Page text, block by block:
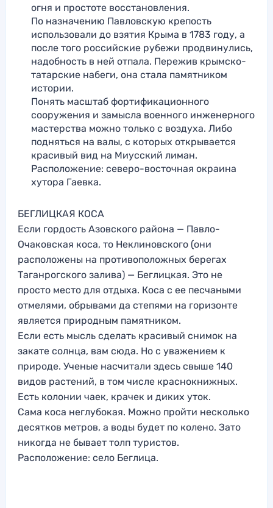
огня и простоте восстановления.
По назначению Павловскую крепость
использовали до взятия Крыма в 1783 году, а
после того российские рубежи продвинулись,
надобность в ней отпала. Пережив крымско-
татарские набеги, она стала памятником
истории.
Понять масштаб фортификационного
сооружения и замысла военного инженерного
мастерства можно только с воздуха. Либо
подняться на валы, с которых открывается
красивый вид на Миусский лиман.
Расположение: северо-восточная окраина
хутора Гаевка.
БЕГЛИЦКАЯ КОСА
Если гордость Азовского района — Павло-
Очаковская коса, то Неклиновского (они
расположены на противоположных берегах
Таганрогского залива) — Беглицкая. Это не
просто место для отдыха. Коса с ее песчаными
отмелями, обрывами да степями на горизонте
является природным памятником.
Если есть мысль сделать красивый снимок на
закате солнца, вам сюда. Но с уважением к
природе. Ученые насчитали здесь свыше 140
видов растений, в том числе краснокнижных.
Есть колонии чаек, крачек и диких уток.
Сама коса неглубокая. Можно пройти несколько
десятков метров, а воды будет по колено. Зато
никогда не бывает толп туристов.
Расположение: село Беглица.